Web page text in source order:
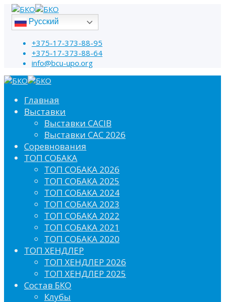
Русский
+375-17-373-88-95
+375-17-373-88-64
info@bcu-upo.org
Главная
Выставки
Выставки CACIB
Выставки САС 2026
Соревнования
ТОП СОБАКА
ТОП СОБАКА 2026
ТОП СОБАКА 2025
ТОП СОБАКА 2024
ТОП СОБАКА 2023
ТОП СОБАКА 2022
ТОП СОБАКА 2021
ТОП СОБАКА 2020
ТОП ХЕНДЛЕР
ТОП ХЕНДЛЕР 2026
ТОП ХЕНДЛЕР 2025
Состав БКО
Клубы